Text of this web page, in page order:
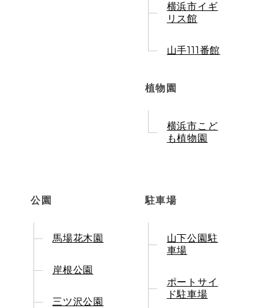
横浜市イギ
リス館
山手111番館
植物園
横浜市こど
も植物園
公園
馬場花木園
岸根公園
三ツ沢公園
駐車場
山下公園駐
車場
ポートサイ
ド駐車場